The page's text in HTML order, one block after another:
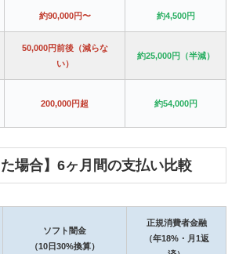
約90,000円〜 約4,500円
50,000円前後（減らな
い）
約25,000円（半減）
200,000円超 約54,000円
た場合】6ヶ月間の支払い比較
ソフト闇金
（10日30%換算）
正規消費者金融
（年18%・月1返